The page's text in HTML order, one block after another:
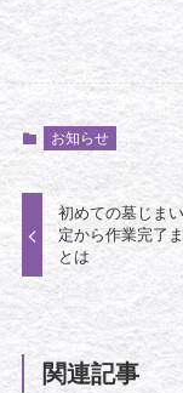
お知らせ
初めての墓じま
定から作業完了
とは
関連記事